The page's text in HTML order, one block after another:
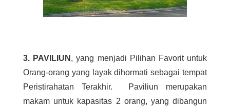
3. PAVILIUN , yang menjadi Pilihan Favorit untuk
Orang-orang yang layak dihormati sebagai tempat
Peristirahatan Terakhir. Paviliun merupakan
makam untuk kapasitas 2 orang, yang dibangun